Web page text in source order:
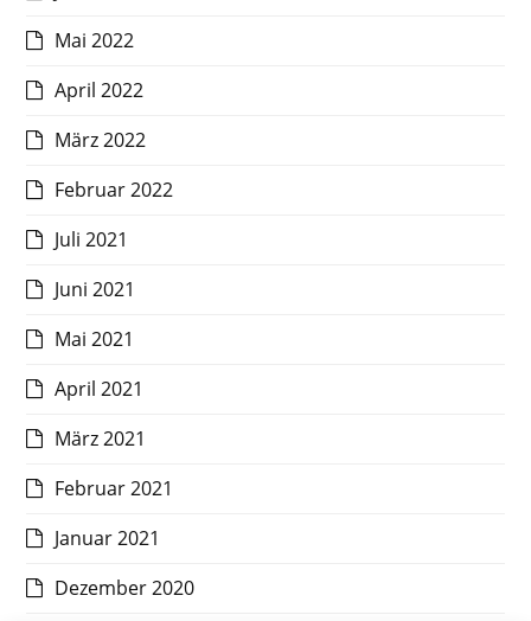
Mai 2022
April 2022
März 2022
Februar 2022
Juli 2021
Juni 2021
Mai 2021
April 2021
März 2021
Februar 2021
Januar 2021
Dezember 2020